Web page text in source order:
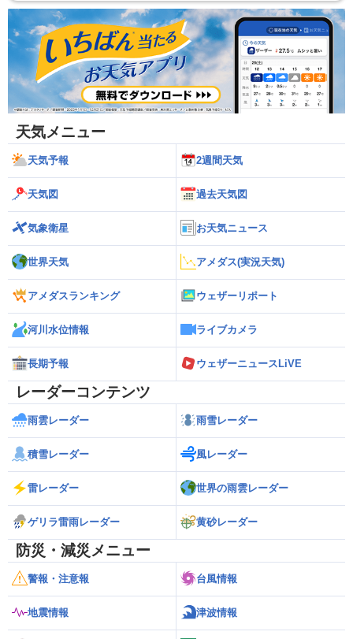
天気メニュー
天気予報 2週間天気
天気図 過去天気図
気象衛星 お天気ニュース
世界天気 アメダス(実況天気)
アメダスランキング ウェザーリポート
河川水位情報 ライブカメラ
長期予報 ウェザーニュースLiVE
レーダーコンテンツ
雨雲レーダー 雨雪レーダー
積雪レーダー 風レーダー
雷レーダー 世界の雨雲レーダー
ゲリラ雷雨レーダー 黄砂レーダー
防災・減災メニュー
警報・注意報 台風情報
地震情報 津波情報